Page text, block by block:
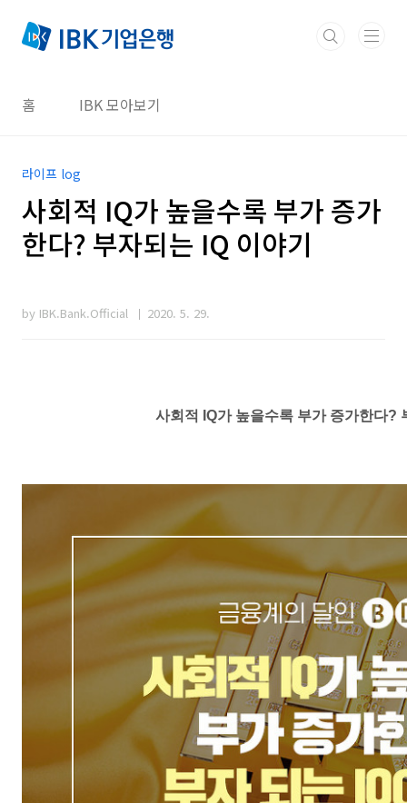
홈 IBK 모아보기
라이프 log
사회적 IQ가 높을수록 부가 증가
한다? 부자되는 IQ 이야기
by IBK.Bank.Official 2020. 5. 29.
사회적 IQ가 높을수록 부가 증가한다?